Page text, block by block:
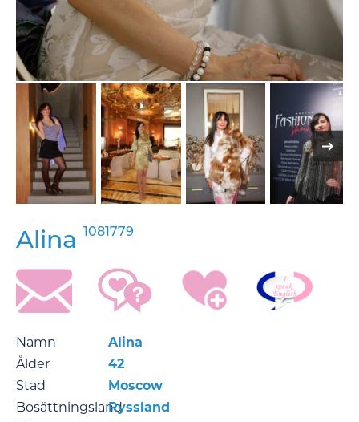
Alina 1081779
Namn
Alina
Ålder
42
Stad
Moscow
BosättningslandRyssland